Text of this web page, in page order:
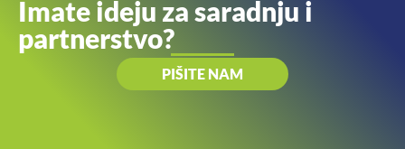
Imate ideju za saradnju i
partnerstvo?
PIŠITE NAM